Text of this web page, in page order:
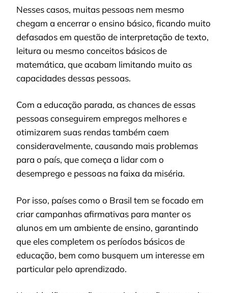
Nesses casos, muitas pessoas nem mesmo
chegam a encerrar o ensino básico, ficando muito
defasados em questão de interpretação de texto,
leitura ou mesmo conceitos básicos de
matemática, que acabam limitando muito as
capacidades dessas pessoas.
Com a educação parada, as chances de essas
pessoas conseguirem empregos melhores e
otimizarem suas rendas também caem
consideravelmente, causando mais problemas
para o país, que começa a lidar com o
desemprego e pessoas na faixa da miséria.
Por isso, países como o Brasil tem se focado em
criar campanhas afirmativas para manter os
alunos em um ambiente de ensino, garantindo
que eles completem os períodos básicos de
educação, bem como busquem um interesse em
particular pelo aprendizado.